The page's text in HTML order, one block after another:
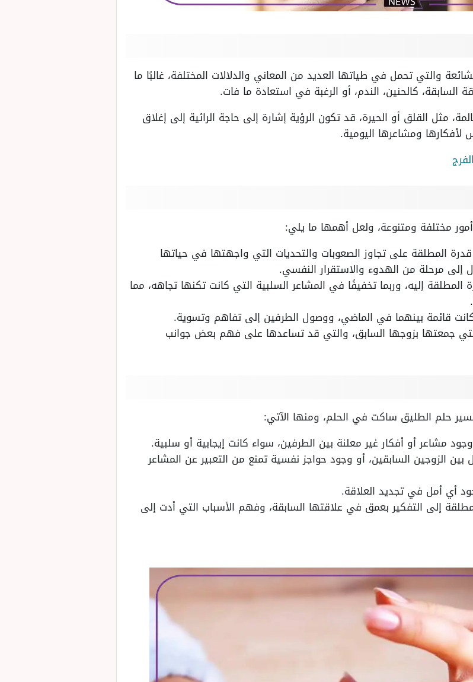
والتي تحمل في طياتها العديد من المعاني والدلالات المختلفة، غالبًا ما
السابقة، كالحنين، الندم، أو الرغبة في استعادة ما فات.
مثل القلق أو الحيرة، قد تكون الرؤية إشارة إلى حاجة الرائية إلى إغلاق
ومشاعرها اليومية.
مختلفة ومتنوعة، ولعل أهمها ما يلي:
المطلقة على تجاوز الصعوبات والتحديات التي واجهتها في حياتها
إلى مرحلة من الهدوء والاستقرار النفسي.
إليه، وربما تخفيفًا في المشاعر السلبية التي كانت تكنها تجاهه، مما
قائمة بينهما في الماضي، ووصول الطرفين إلى تفاهم وتسوية.
جمعتها بزوجها السابق، والتي قد تساعدها على فهم بعض جوانب
حلم الطليق ساكت في الحلم، ومنها الآتي:
مشاعر أو أفكار غير معلنة بين الطرفين، سواء كانت إيجابية أو سلبية.
الزوجين السابقين، أو وجود حواجز نفسية تمنع من التعبير عن المشاعر
أي أمل في تجديد العلاقة.
إلى التفكير بعمق في علاقتها السابقة، وفهم الأسباب التي أدت إلى